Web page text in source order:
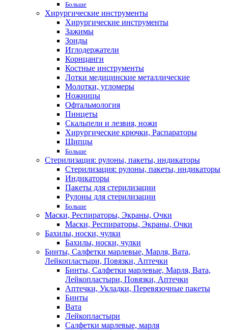
Больше
Хирургические инструменты
Хирургические инструменты
Зажимы
Зонды
Иглодержатели
Корнцанги
Костные инструменты
Лотки медицинские металлические
Молотки, угломеры
Ножницы
Офтальмология
Пинцеты
Скальпели и лезвия, ножи
Хирургические крючки, Распараторы
Щипцы
Больше
Стерилизация: рулоны, пакеты, индикаторы
Стерилизация: рулоны, пакеты, индикаторы
Индикаторы
Пакеты для стерилизации
Рулоны для стерилизации
Больше
Маски, Респираторы, Экраны, Очки
Маски, Респираторы, Экраны, Очки
Бахилы, носки, чулки
Бахилы, носки, чулки
Бинты, Салфетки марлевые, Марля, Вата,
Лейкопластыри, Повязки, Аптечки
Бинты, Салфетки марлевые, Марля, Вата,
Лейкопластыри, Повязки, Аптечки
Аптечки, Укладки, Перевязочные пакеты
Бинты
Вата
Лейкопластыри
Салфетки марлевые, марля